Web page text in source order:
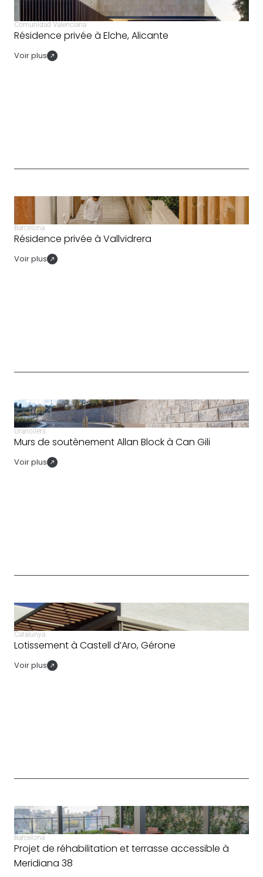
Comunidad Valenciana
Résidence privée à Elche, Alicante
Voir plus
Barcelona
Résidence privée à Vallvidrera
Voir plus
Granollers
Murs de soutènement Allan Block à Can Gili
Voir plus
Catalunya
Lotissement à Castell d’Aro, Gérone
Voir plus
Barcelona
Projet de réhabilitation et terrasse accessible à
Meridiana 38